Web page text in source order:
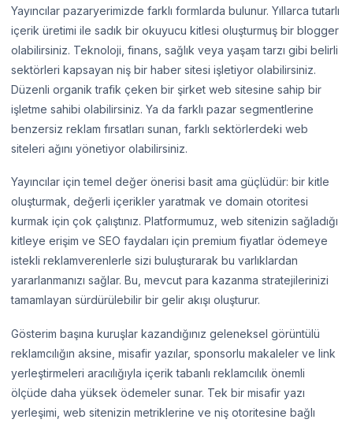
Yayıncılar pazaryerimizde farklı formlarda bulunur. Yıllarca tutarlı
içerik üretimi ile sadık bir okuyucu kitlesi oluşturmuş bir blogger
olabilirsiniz. Teknoloji, finans, sağlık veya yaşam tarzı gibi belirli
sektörleri kapsayan niş bir haber sitesi işletiyor olabilirsiniz.
Düzenli organik trafik çeken bir şirket web sitesine sahip bir
işletme sahibi olabilirsiniz. Ya da farklı pazar segmentlerine
benzersiz reklam fırsatları sunan, farklı sektörlerdeki web
siteleri ağını yönetiyor olabilirsiniz.
Yayıncılar için temel değer önerisi basit ama güçlüdür: bir kitle
oluşturmak, değerli içerikler yaratmak ve domain otoritesi
kurmak için çok çalıştınız. Platformumuz, web sitenizin sağladığı
kitleye erişim ve SEO faydaları için premium fiyatlar ödemeye
istekli reklamverenlerle sizi buluşturarak bu varlıklardan
yararlanmanızı sağlar. Bu, mevcut para kazanma stratejilerinizi
tamamlayan sürdürülebilir bir gelir akışı oluşturur.
Gösterim başına kuruşlar kazandığınız geleneksel görüntülü
reklamcılığın aksine, misafir yazılar, sponsorlu makaleler ve link
yerleştirmeleri aracılığıyla içerik tabanlı reklamcılık önemli
ölçüde daha yüksek ödemeler sunar. Tek bir misafir yazı
yerleşimi, web sitenizin metriklerine ve niş otoritesine bağlı